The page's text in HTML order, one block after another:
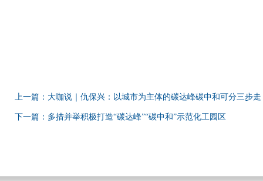
上一篇：大咖说｜仇保兴：以城市为主体的碳达峰碳中和可分三步走
下一篇：多措并举积极打造“碳达峰”“碳中和”示范化工园区